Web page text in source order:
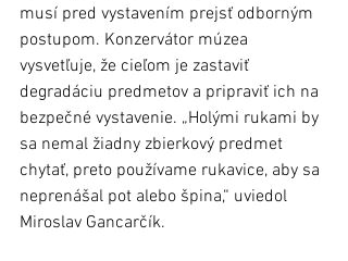
musí pred vystavením prejsť odborným
postupom. Konzervátor múzea
vysvetľuje, že cieľom je zastaviť
degradáciu predmetov a pripraviť ich na
bezpečné vystavenie. „Holými rukami by
sa nemal žiadny zbierkový predmet
chytať, preto používame rukavice, aby sa
neprenášal pot alebo špina,“ uviedol
Miroslav Gancarčík.